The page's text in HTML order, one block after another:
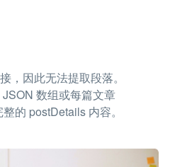
，因此无法提取段落。
数组或每篇文章
的 postDetails 内容。